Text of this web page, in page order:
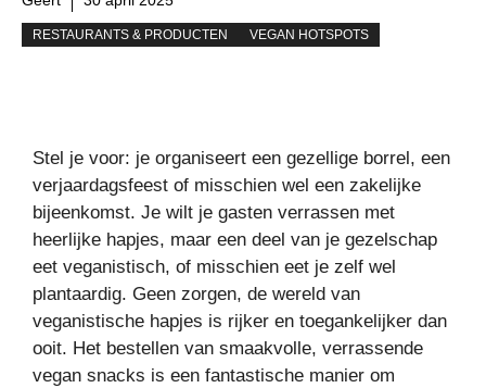
RESTAURANTS & PRODUCTEN VEGAN HOTSPOTS
Stel je voor: je organiseert een gezellige borrel, een
verjaardagsfeest of misschien wel een zakelijke
bijeenkomst. Je wilt je gasten verrassen met
heerlijke hapjes, maar een deel van je gezelschap
eet veganistisch, of misschien eet je zelf wel
plantaardig. Geen zorgen, de wereld van
veganistische hapjes is rijker en toegankelijker dan
ooit. Het bestellen van smaakvolle, verrassende
vegan snacks is een fantastische manier om